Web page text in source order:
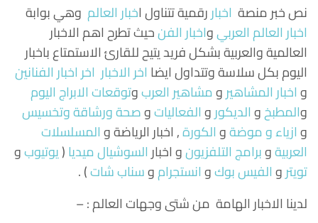
نص خبر منصة اخباررقمية تتناولاخبار العالم وهي بوابة
اخبار العالم العربيواخبار الفنحيث تطرح اهم الاخبار
العالمية والعربية بشكل فريد يتيح للقارئ الاستمتاع باخبار
اليوم بكل سلاسة وتتداول ايضا اخر الاخبار اخر اخبار الفنانين
واخبار المشاهيرومشاهير العربوتوقعات الابراج اليوم
والمطبخوالديكوروالفعالياتوصحة ورشاقة وتخسيس
وازياء و موضةوالكورة, اخبار الرياضة والمسلسلات
العربيةوبرامج التلفزيونو اخبارالسوشيال ميديا(يوتيوبو
تويتروالفيس بوكوانستجراموسناب شات) .
لدينا الاخبار الهامة من شتى وجهات العالم : –